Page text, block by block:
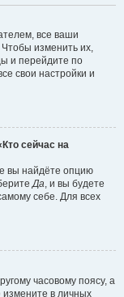
все ваши
изменить их,
и перейдите по
свои настройки и
сейчас на
вы найдёте опцию
Да, и вы будете
себе. Для всех
часовому поясу, а
измените в личных